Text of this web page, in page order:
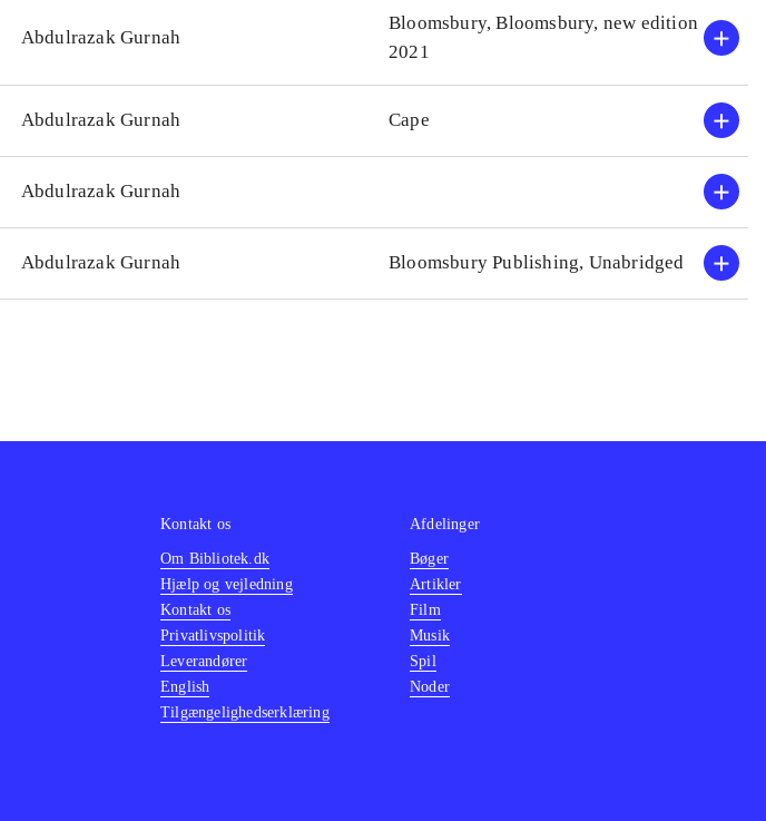
Abdulrazak Gurnah
Bloomsbury, Bloomsbury, new edition
2021
Abdulrazak Gurnah Cape
Abdulrazak Gurnah
Abdulrazak Gurnah Bloomsbury Publishing, Unabridged
Kontakt os
Om Bibliotek.dk
Hjælp og vejledning
Kontakt os
Privatlivspolitik
Leverandører
English
Tilgængelighedserklæring
Afdelinger
Bøger
Artikler
Film
Musik
Spil
Noder